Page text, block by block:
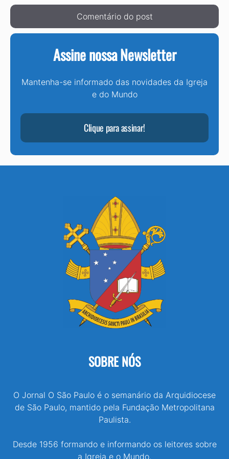
Assine nossa Newsletter
Mantenha-se informado das novidades da Igreja
e do Mundo
Clique para assinar!
SOBRE NÓS
O Jornal O São Paulo é o semanário da Arquidiocese
de São Paulo, mantido pela Fundação Metropolitana
Paulista.
Desde 1956 formando e informando os leitores sobre
a Igreja e o Mundo.